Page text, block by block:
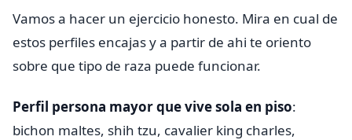
Vamos a hacer un ejercicio honesto. Mira en cual de
estos perfiles encajas y a partir de ahi te oriento
sobre que tipo de raza puede funcionar.
Perfil persona mayor que vive sola en piso:
bichon maltes, shih tzu, cavalier king charles,